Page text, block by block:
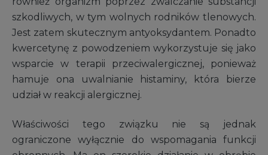
szkodliwych, w tym wolnych rodników tlenowych.
Jest zatem skutecznym antyoksydantem. Ponadto
kwercetynę z powodzeniem wykorzystuje się jako
wsparcie w terapii przeciwalergicznej, ponieważ
hamuje ona uwalnianie histaminy, która bierze
udział w reakcji alergicznej.
Właściwości tego związku nie są jednak
ograniczone wyłącznie do wspomagania funkcji